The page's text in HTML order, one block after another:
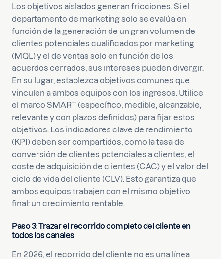
Los objetivos aislados generan fricciones. Si el
departamento de marketing solo se evalúa en
función de la generación de un gran volumen de
clientes potenciales cualificados por marketing
(MQL) y el de ventas solo en función de los
acuerdos cerrados, sus intereses pueden divergir.
En su lugar, establezca objetivos comunes que
vinculen a ambos equipos con los ingresos. Utilice
el marco SMART (específico, medible, alcanzable,
relevante y con plazos definidos) para fijar estos
objetivos. Los indicadores clave de rendimiento
(KPI) deben ser compartidos, como la tasa de
conversión de clientes potenciales a clientes, el
coste de adquisición de clientes (CAC) y el valor del
ciclo de vida del cliente (CLV). Esto garantiza que
ambos equipos trabajen con el mismo objetivo
final: un crecimiento rentable.
Paso 3: Trazar el recorrido completo del cliente en
todos los canales
En 2026, el recorrido del cliente no es una línea